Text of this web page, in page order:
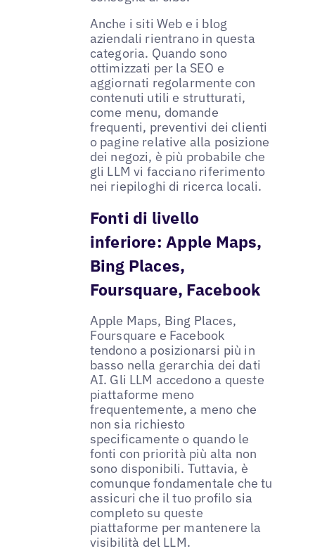
Anche i siti Web e i blog
aziendali rientrano in questa
categoria. Quando sono
ottimizzati per la SEO e
aggiornati regolarmente con
contenuti utili e strutturati,
come menu, domande
frequenti, preventivi dei clienti
o pagine relative alla posizione
dei negozi, è più probabile che
gli LLM vi facciano riferimento
nei riepiloghi di ricerca locali.
Fonti di livello
inferiore: Apple Maps,
Bing Places,
Foursquare, Facebook
Apple Maps, Bing Places,
Foursquare e Facebook
tendono a posizionarsi più in
basso nella gerarchia dei dati
AI. Gli LLM accedono a queste
piattaforme meno
frequentemente, a meno che
non sia richiesto
specificamente o quando le
fonti con priorità più alta non
sono disponibili. Tuttavia, è
comunque fondamentale che tu
assicuri che il tuo profilo sia
completo su queste
piattaforme per mantenere la
visibilità del LLM.